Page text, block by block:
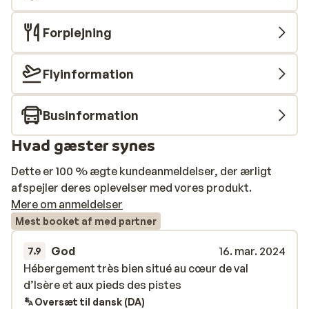
Forplejning
Flyinformation
Businformation
Hvad gæster synes
Dette er 100 % ægte kundeanmeldelser, der ærligt
afspejler deres oplevelser med vores produkt.
Mere om anmeldelser
Mest booket af med partner
7.9 God
16. mar. 2024
Hébergement très bien situé au cœur de val
d’Isère et aux pieds des pistes
Hébergement très bien situé au cœur de val
d’Isère et aux pieds des pistes
Oversæt til dansk (DA)